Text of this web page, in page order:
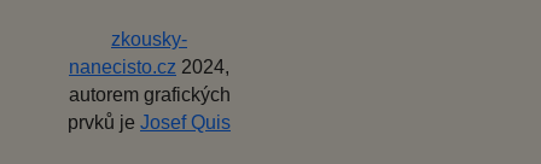
zkousky-
nanecisto.cz 2024,
autorem grafických
prvků je Josef Quis